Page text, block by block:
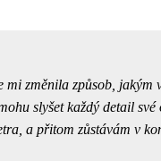
změnila způsob, jakým
slyšet každý detail své
a přitom zůstávám v